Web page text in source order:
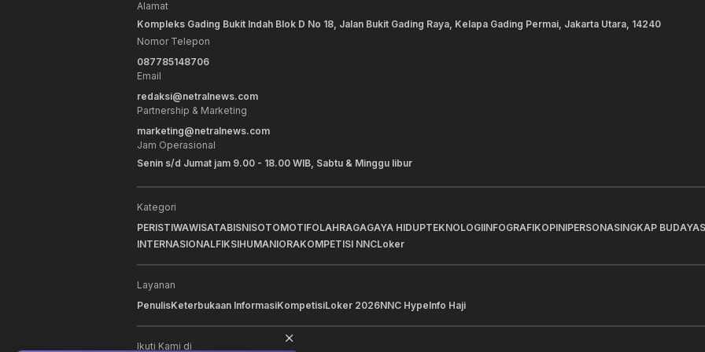
Alamat
Kompleks Gading Bukit Indah Blok D No 18, Jalan Bukit Gading Raya, Kelapa Gading Permai, Jakarta Utara, 14240
Nomor Telepon
087785148706
Email
redaksi@netralnews.com
Partnership & Marketing
marketing@netralnews.com
Jam Operasional
Senin s/d Jumat jam 9.00 - 18.00 WIB, Sabtu & Minggu libur
Kategori
PERISTIWAWISATABISNISOTOMOTIFOLAHRAGAGAYA HIDUPTEKNOLOGIINFOGRAFIKOPINIPERSONASINGKAP BUDAYA
INTERNASIONALFIKSIHUMANIORAKOMPETISI NNCLoker
Layanan
PenulisKeterbukaan InformasiKompetisiLoker 2026NNC HypeInfo Haji
Ikuti Kami di